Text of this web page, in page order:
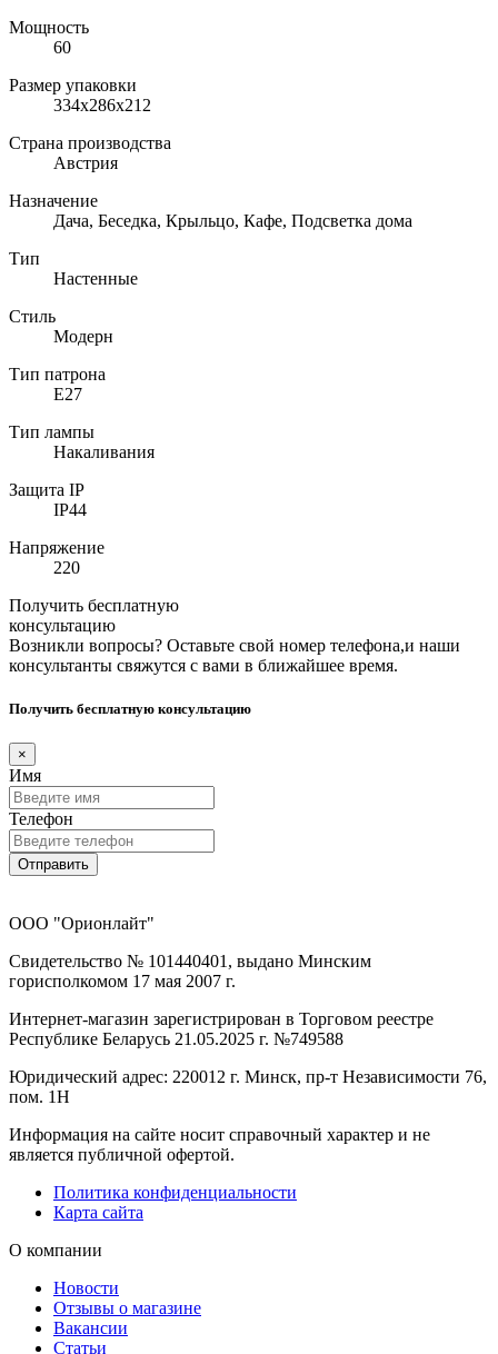
Мощность
60
Размер упаковки
334х286х212
Страна производства
Австрия
Назначение
Дача, Беседка, Крыльцо, Кафе, Подсветка дома
Тип
Настенные
Стиль
Модерн
Тип патрона
E27
Тип лампы
Накаливания
Защита IP
IP44
Напряжение
220
Получить бесплатную
консультацию
Возникли вопросы? Оставьте свой номер телефона,и наши
консультанты свяжутся с вами в ближайшее время.
Получить бесплатную консультацию
×
Имя
Телефон
Отправить
ООО "Орионлайт"
Свидетельство № 101440401, выдано Минским
горисполкомом 17 мая 2007 г.
Интернет-магазин зарегистрирован в Торговом реестре
Республике Беларусь 21.05.2025 г. №749588
Юридический адрес: 220012 г. Минск, пр-т Независимости 76,
пом. 1Н
Информация на сайте носит справочный характер и не
является публичной офертой.
Политика конфиденциальности
Карта сайта
О компании
Новости
Отзывы о магазине
Вакансии
Статьи